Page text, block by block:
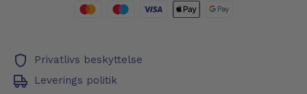
Privatlivs beskyttelse
Leverings politik